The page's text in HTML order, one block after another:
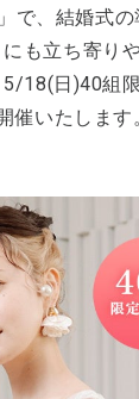
で、結婚式の
も立ち寄り
5/18(日)40組
催いたしま